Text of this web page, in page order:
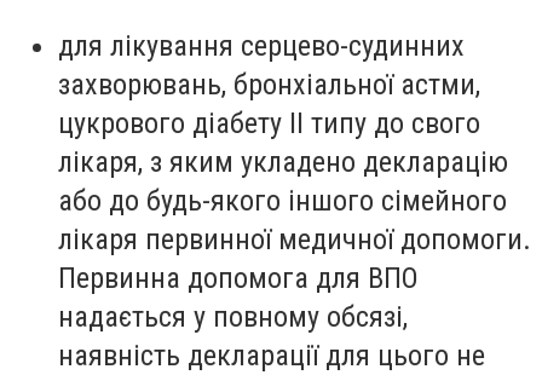
для лікування серцево-судинних
захворювань, бронхіальної астми,
цукрового діабету ІІ типу до свого
лікаря, з яким укладено декларацію
або до будь-якого іншого сімейного
лікаря первинної медичної допомоги.
Первинна допомога для ВПО
надається у повному обсязі,
наявність декларації для цього не